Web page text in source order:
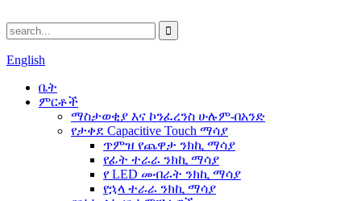
English
ቤት
ምርቶች
ማስታወቂያ እና ኮንፈረንስ ሁሉም-በአንድ
የታቀደ Capacitive Touch ማሳያ
ጥምዝ የጨዋታ ንክኪ ማሳያ
የፊት ተራራ ንክኪ ማሳያ
የ LED መብራት ንክኪ ማሳያ
የኋላ ተራራ ንክኪ ማሳያ